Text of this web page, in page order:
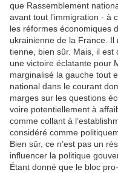
que Rassemblement
avant tout l’immigration - à
les réformes économiques
ukrainienne de la France. Il
tienne, bien sûr. Mais, il est
une victoire éclatante pour
marginalisé la gauche tout
national dans le courant
marges sur les questions
voire potentiellement à
comme collant à
considéré comme
Bien sûr, ce n’est pas un
influencer la politique
Étant donné que le bloc